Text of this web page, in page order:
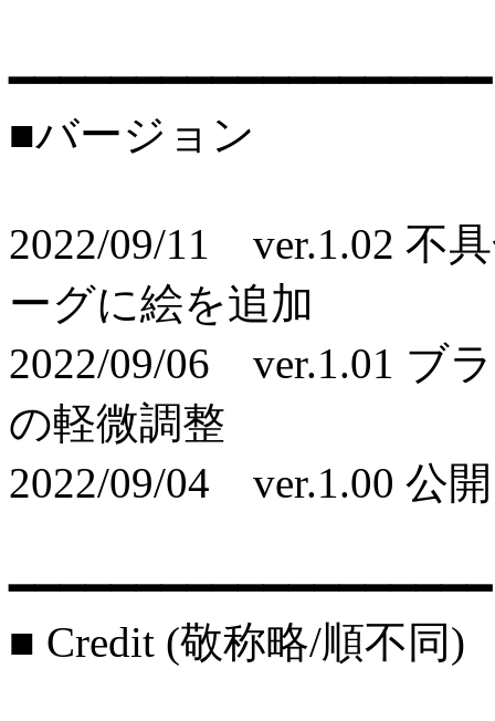
━━━━━━━━━━━━━━━━━━━
■バージョン
2022/09/11 ver.1.02 不
ーグに絵を追加
2022/09/06 ver.1.01 ブ
の軽微調整
2022/09/04 ver.1.00 公開
━━━━━━━━━━━━━━━━━━━
■ Credit (敬称略/順不同)